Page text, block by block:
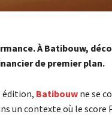
À Batibouw,
de premier plan.
édition, Batibouw ne se
un contexte où le